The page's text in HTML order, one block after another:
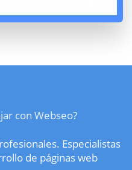
con Webseo?
Especialistas
de páginas web